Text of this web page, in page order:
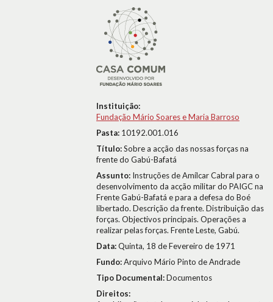
Instituição:
Fundação Mário Soares e Maria Barroso
Pasta: 10192.001.016
Título:Sobre a acção das nossas forças na
frente do Gabú-Bafatá
Assunto: Instruções de Amílcar Cabral para o
desenvolvimento da acção militar do PAIGC na
Frente Gabú-Bafatá e para a defesa do Boé
libertado. Descrição da frente. Distribuição das
forças. Objectivos principais. Operações a
realizar pelas forças. Frente Leste, Gabú.
Data:Quinta, 18 de Fevereiro de 1971
Fundo:Arquivo Mário Pinto de Andrade
Tipo Documental:Documentos
Direitos: